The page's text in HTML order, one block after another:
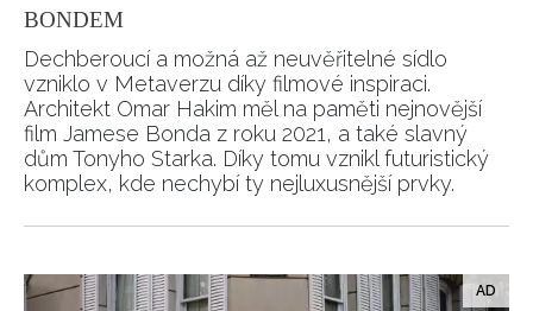
BONDEM
Dechberoucí a možná až neuvěřitelné sídlo
vzniklo v Metaverzu díky filmové inspiraci.
Architekt Omar Hakim měl na paměti nejnovější
film Jamese Bonda z roku 2021, a také slavný
dům Tonyho Starka. Díky tomu vznikl futuristický
komplex, kde nechybí ty nejluxusnější prvky.